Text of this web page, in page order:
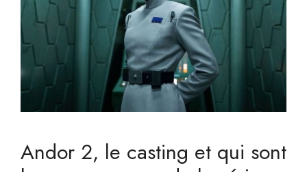
Andor 2, le casting et qui sont